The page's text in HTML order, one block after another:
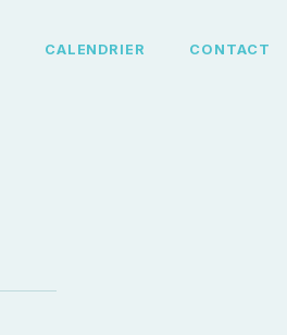
CALENDRIER CONTACT